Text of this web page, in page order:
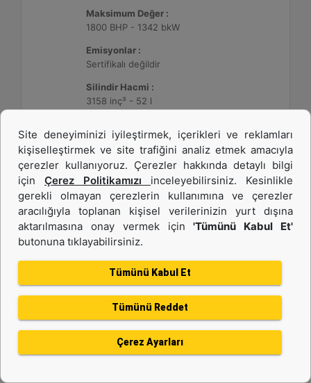
Maksimum Değer :
1800 BHP - 1342 bkW
Emisyonlar :
Sertifikalı değildir
Silindir Hacmi :
3158 inç³ - 52 l
Detay Teklif Al
3512C HD
Site deneyiminizi iyileştirmek, içerikleri ve reklamları
kişiselleştirmek ve site trafiğini analiz etmek amacıyla
çerezler kullanıyoruz. Çerezler hakkında detaylı bilgi
için Çerez Politikamızı inceleyebilirsiniz. Kesinlikle
gerekli olmayan çerezlerin kullanımına ve çerezler
aracılığıyla toplanan kişisel verilerinizin yurt dışına
aktarılmasına onay vermek için'Tümünü Kabul Et'
butonuna tıklayabilirsiniz.
Tümünü Kabul Et
Tümünü Reddet
Çerez Ayarları